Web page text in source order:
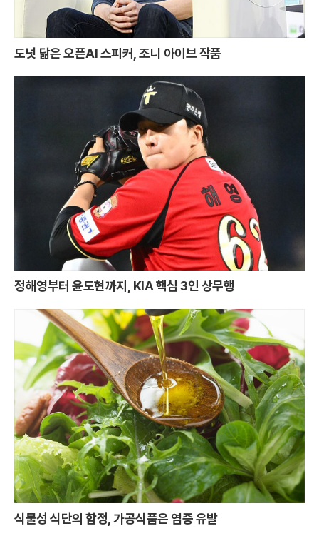
도넛 닮은 오픈AI 스피커, 조니 아이브 작품
정해영부터 윤도현까지, KIA 핵심 3인 상무행
식물성 식단의 함정, 가공식품은 염증 유발